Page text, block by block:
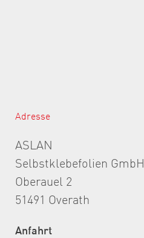
Adresse
ASLAN
Selbstklebefolien GmbH
Oberauel 2
51491 Overath
Anfahrt